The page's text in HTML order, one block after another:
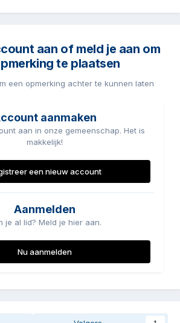
aan of meld je aan om
te plaatsen
een opmerking achter te kunnen laten
aanmaken
aan in onze gemeenschap. Het is
makkelijk!
een nieuw account
Aanmelden
je al lid? Meld je hier aan.
Nu aanmelden